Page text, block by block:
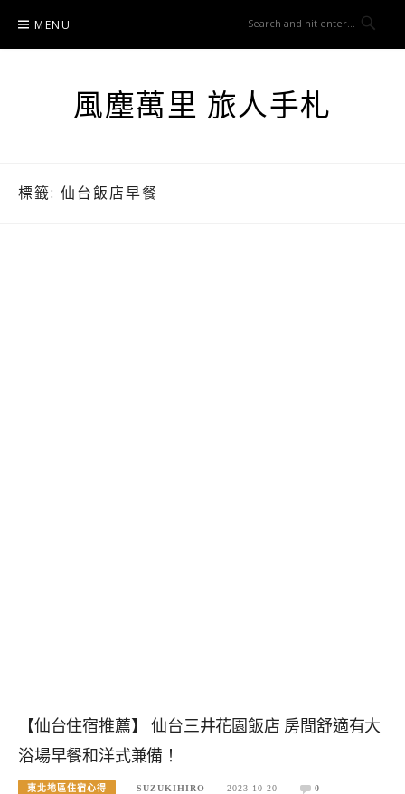
content
MENU
風塵萬里 旅人手札
標籤: 仙台飯店早餐
【仙台住宿推薦】 仙台三井花園飯店 房間舒適有大
浴場早餐和洋式兼備！
東北地區住宿心得 SUZUKIHIRO 2023-10-20 0